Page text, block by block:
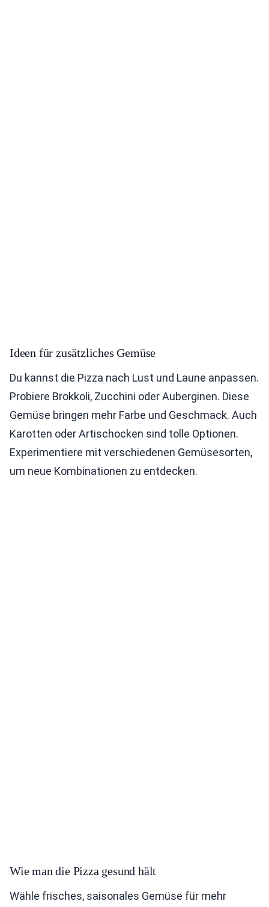
Ideen für zusätzliches Gemüse
Du kannst die Pizza nach Lust und Laune anpassen.
Probiere Brokkoli, Zucchini oder Auberginen. Diese
Gemüse bringen mehr Farbe und Geschmack. Auch
Karotten oder Artischocken sind tolle Optionen.
Experimentiere mit verschiedenen Gemüsesorten,
um neue Kombinationen zu entdecken.
Wie man die Pizza gesund hält
Wähle frisches, saisonales Gemüse für mehr